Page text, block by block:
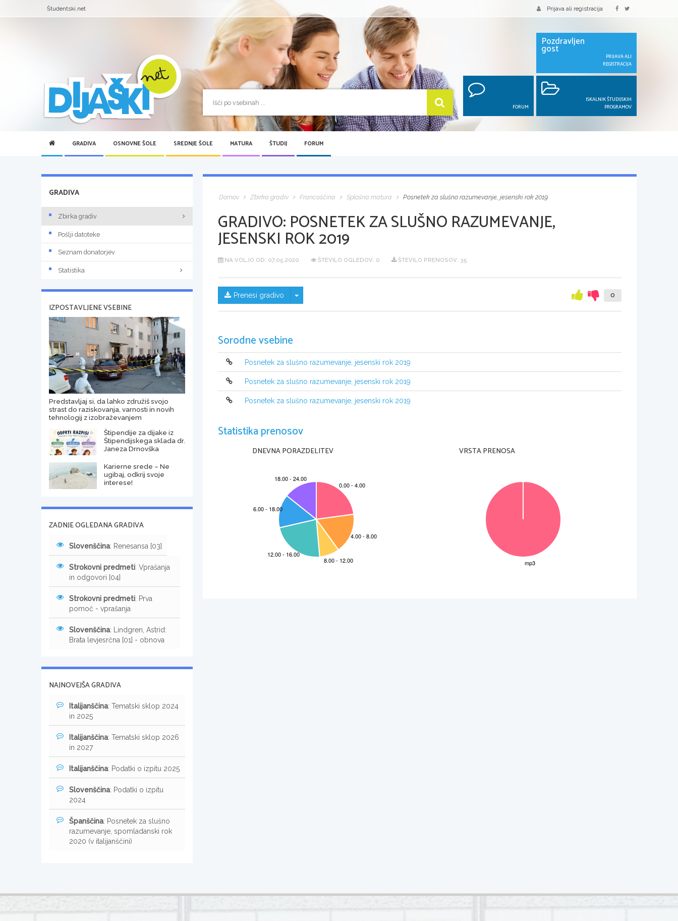
Študentski.net Prijava ali registracija
Pozdravljen
gost
PRIJAVA ALI
REGISTRACIJA
FORUM
ISKALNIK ŠTUDIJSKIH
PROGRAMOV
GRADIVA OSNOVNE ŠOLE SREDNJE ŠOLE MATURA ŠTUDIJ FORUM
Domov Zbirka gradiv Francoščina Splošna matura Posnetek za slušno razumevanje, jesenski rok 2019
GRADIVO: POSNETEK ZA SLUŠNO RAZUMEVANJE,
JESENSKI ROK 2019
NA VOLJO OD: 07.05.2020 ŠTEVILO OGLEDOV: 0 ŠTEVILO PRENOSOV: 35
Prenesi gradivo Skrij/prikaži meni 0
Sorodne vsebine
Posnetek za slušno razumevanje, jesenski rok 2019
Posnetek za slušno razumevanje, jesenski rok 2019
Posnetek za slušno razumevanje, jesenski rok 2019
Statistika prenosov
DNEVNA PORAZDELITEV VRSTA PRENOSA
GRADIVA
Zbirka gradiv
Pošlji datoteke
Seznam donatorjev
Statistika
IZPOSTAVLJENE VSEBINE
Predstavljaj si, da lahko združiš svojo
strast do raziskovanja, varnosti in novih
tehnologij z izobraževanjem
Štipendije za dijake iz
Štipendijskega sklada dr.
Janeza Drnovška
Karierne srede – Ne
ugibaj, odkrij svoje
interese!
ZADNJE OGLEDANA GRADIVA
Slovenščina: Renesansa [03]
Strokovni predmeti: Vprašanja
in odgovori [04]
Strokovni predmeti: Prva
pomoč - vprašanja
Slovenščina: Lindgren, Astrid:
Brata levjesrčna [01] - obnova
NAJNOVEJŠA GRADIVA
Italijanščina: Tematski sklop 2024
in 2025
Italijanščina: Tematski sklop 2026
in 2027
Italijanščina: Podatki o izpitu 2025
Slovenščina: Podatki o izpitu
2024
Španščina: Posnetek za slušno
razumevanje, spomladanski rok
2020 (v italijanščini)